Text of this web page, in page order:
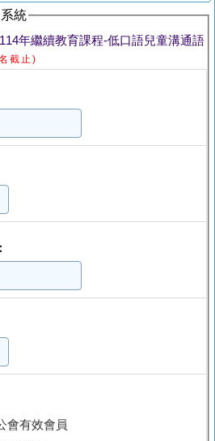
統
年繼續教育課程-低口語兒童溝通語
截止)
會有效會員